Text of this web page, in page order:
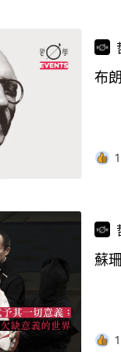
布
1
蘇
1